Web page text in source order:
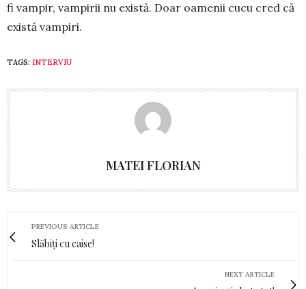
fi vampir, vampirii nu există. Doar oamenii cucu cred că
există vampiri.
TAGS: INTERVIU
MATEI FLORIAN
PREVIOUS ARTICLE
Slăbiți cu caise!
NEXT ARTICLE